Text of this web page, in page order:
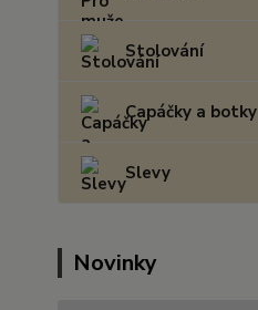
Stolování
Capáčky a botky
Slevy
Novinky